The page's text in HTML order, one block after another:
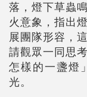
落，燈下草蟲
火意象，指出
展團隊形容，
請觀眾一同思
怎樣的一盞燈
光。